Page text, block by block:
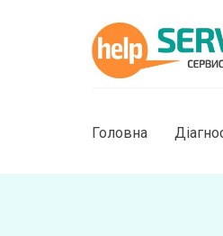
Головна